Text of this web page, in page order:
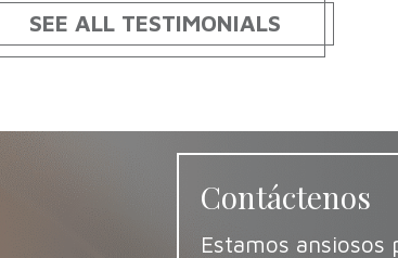
SEE ALL TESTIMONIALS
Contáctenos
Estamos ansiosos